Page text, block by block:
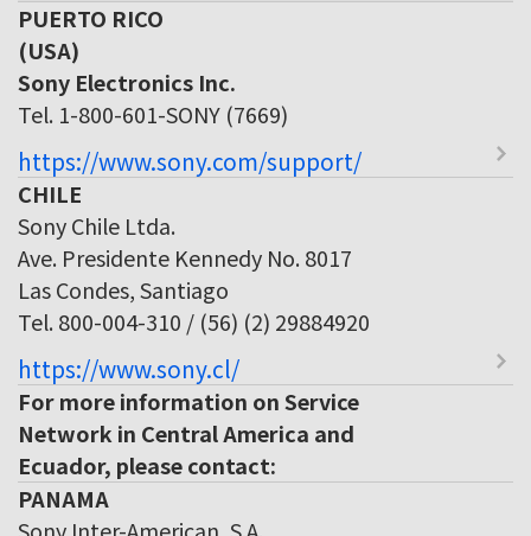
PUERTO RICO
(USA)
Sony Electronics Inc.
Tel. 1-800-601-SONY (7669)
https://www.sony.com/support/
CHILE
Sony Chile Ltda.
Ave. Presidente Kennedy No. 8017
Las Condes, Santiago
Tel. 800-004-310 / (56) (2) 29884920
https://www.sony.cl/
For more information on Service
Network in Central America and
Ecuador, please contact:
PANAMA
Sony Inter-American, S.A.